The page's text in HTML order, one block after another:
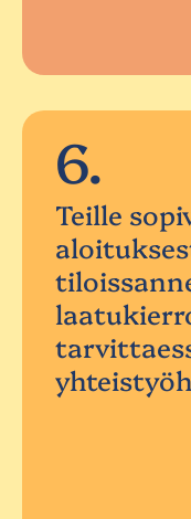
6.
Teille